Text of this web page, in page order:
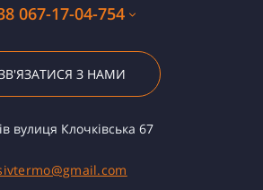
067-17-04-754
З НАМИ
вулиця Клочківська 67